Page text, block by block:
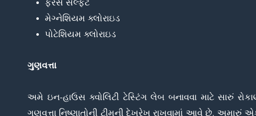
મેગ્નેશિયમ ક્લોરાઇડ
પોટેશિયમ ક્લોરાઇડ
ગુણવત્તા
અમે ઇન-હાઉસ ક્વોલિટી ટેસ્ટિંગ લેબ બનાવવા માટે સારું
ગુણવત્તા નિષ્ણાતોની ટીમની દેખરેખ રાખવામાં આવે છે.